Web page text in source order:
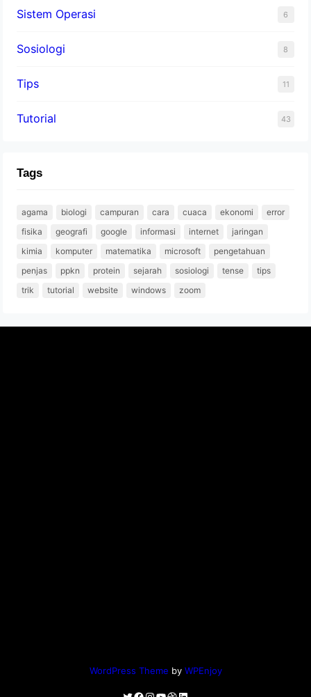
Sistem Operasi 6
Sosiologi 8
Tips 11
Tutorial 43
Tags
agama biologi campuran cara cuaca ekonomi
error
fisika
geografi google informasi internet
jaringan
kimia
komputer matematika microsoft
pengetahuan
penjas
ppkn protein sejarah sosiologi tense
tips
trik
tutorial website windows zoom
WordPress Theme by WPEnjoy